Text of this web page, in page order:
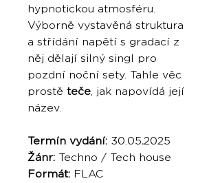
hypnotickou atmosféru.
Výborně vystavěná struktura
a střídání napětí s gradací z
něj dělají silný singl pro
pozdní noční sety. Tahle věc
prostě teče, jak napovídá její
název.
Termín vydání: 30.05.2025
Žánr: Techno / Tech house
Formát: FLAC